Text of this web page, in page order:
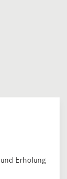
Erholung